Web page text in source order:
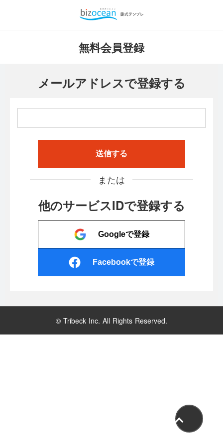
無料会員登録
メールアドレスで登録する
送信する
または
他のサービスIDで登録する
Googleで登録
Facebookで登録
© Tribeck Inc. All Rights Reserved.